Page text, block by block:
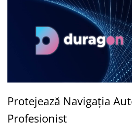
Protejează Navigația
Profesionist